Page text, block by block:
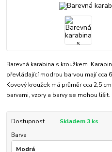
Barevná karabina s kroužkem.
převládající modrou barvou mají cca
Kovový kroužek má průměr cca 2,5
barvami, vzory a barvy se mohou
Dostupnost
Skladem 3 ks
Barva